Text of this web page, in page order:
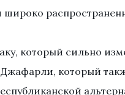
который сильно
который